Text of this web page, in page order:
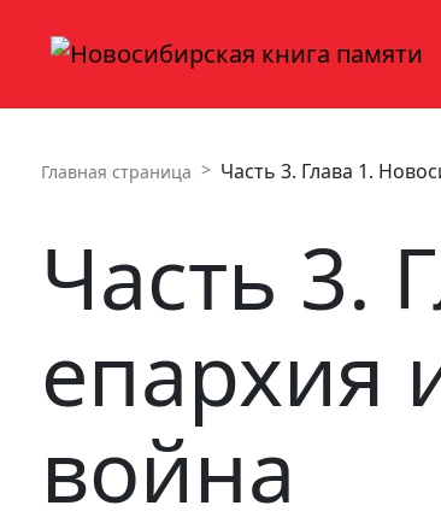
Главная страница Часть 3. Глава 1.
Часть 3.
епархия
война